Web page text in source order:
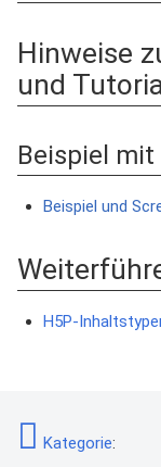
Hinweise
und
Beispiel
Beispiel und
H5P-
Kategorie: